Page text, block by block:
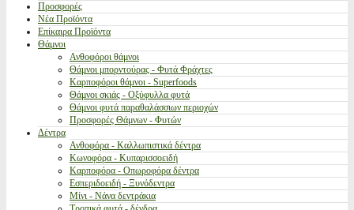
Προσφορές
Νέα Προϊόντα
Επίκαιρα Προϊόντα
Θάμνοι
Ανθοφόροι θάμνοι
Θάμνοι μπορντούρας - Φυτά Φράχτες
Καρποφόροι θάμνοι - Superfoods
Θάμνοι σκιάς - Οξύφυλλα φυτά
Θάμνοι φυτά παραθαλάσσιων περιοχών
Προσφορές Θάμνων - Φυτών
Δέντρα
Ανθοφόρα - Καλλωπιστικά δέντρα
Κωνοφόρα - Κυπαρισσοειδή
Καρποφόρα - Οπωροφόρα δέντρα
Εσπεριδοειδή - Ξυνόδεντρα
Μίνι - Νάνα δεντράκια